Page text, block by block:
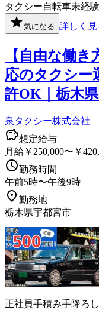
タクシー自転車未経
気になる 詳しく見
【自由な働
応のタクシー
許OK｜栃木
泉タクシー株式会社
想定給与
月給￥250,000〜￥
勤務時間
午前5時〜午後9時
勤務地
栃木県宇都宮市
正社員手積み手降ろ